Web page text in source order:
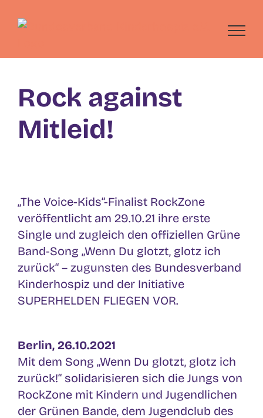
Rock against
Mitleid!
„The Voice-Kids“-Finalist RockZone
veröffentlicht am 29.10.21 ihre erste
Single und zugleich den offiziellen Grüne
Band-Song „Wenn Du glotzt, glotz ich
zurück“ – zugunsten des Bundesverband
Kinderhospiz und der Initiative
SUPERHELDEN FLIEGEN VOR.
Berlin, 26.10.2021
Mit dem Song „Wenn Du glotzt, glotz ich
zurück!“ solidarisieren sich die Jungs von
RockZone mit Kindern und Jugendlichen
der Grünen Bande, dem Jugendclub des